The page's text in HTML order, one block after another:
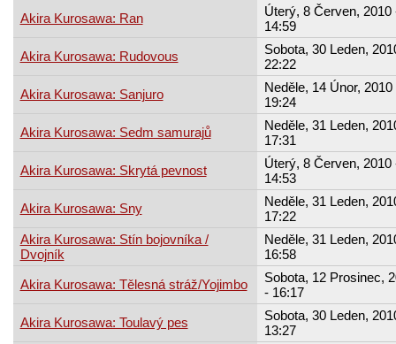
Akira Kurosawa: Ran
Úterý, 8 Červen, 2010
14:59
Akira Kurosawa: Rudovous
Sobota, 30 Leden,
22:22
Akira Kurosawa: Sanjuro
Neděle, 14 Únor, 2010
19:24
Akira Kurosawa: Sedm samurajů
Neděle, 31 Leden,
17:31
Akira Kurosawa: Skrytá pevnost
Úterý, 8 Červen, 2010
14:53
Akira Kurosawa: Sny
Neděle, 31 Leden,
17:22
Akira Kurosawa: Stín bojovníka /
Dvojník
Neděle, 31 Leden,
16:58
Akira Kurosawa: Tělesná stráž/Yojimbo
Sobota, 12 Prosinec,
- 16:17
Akira Kurosawa: Toulavý pes
Sobota, 30 Leden,
13:27